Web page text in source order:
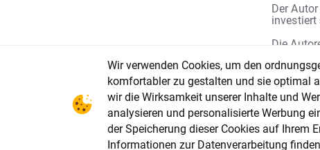
Der
investiert
Die
von XTB
durch
Wir verwenden Cookies, um den
komfortabler zu gestalten und sie optimal
wir die Wirksamkeit unserer Inhalte und
analysieren und personalisierte Werbung
der Speicherung dieser Cookies auf Ihrem
Informationen zur Datenverarbeitung